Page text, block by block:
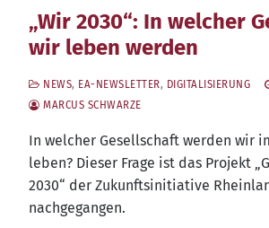
„Wir 2030“: In welcher
wir leben werden
NEWS, EA-NEWSLETTER, DIGITALISIERUNG
MARCUS SCHWARZE
In wel­cher Gesell­schaft wer­den wir
leben? Die­ser Fra­ge ist das Pro­jekt
2030“ der Zukunfts­in­itia­ti­ve
nachgegangen.